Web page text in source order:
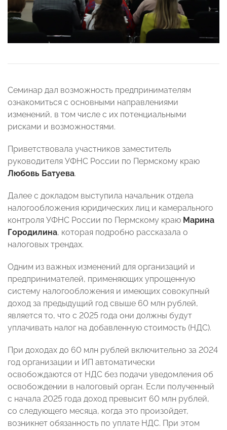
Семинар дал возможность предпринимателям
ознакомиться с основными направлениями
изменений, в том числе с их потенциальными
рисками и возможностями.
Приветствовала участников заместитель
руководителя УФНС России по Пермскому краю
Любовь Батуева.
Далее с докладом выступила начальник отдела
налогообложения юридических лиц и камерального
контроля УФНС России по Пермскому краю Марина
Городилина, которая подробно рассказала о
налоговых трендах.
Одним из важных изменений для организаций и
предпринимателей, применяющих упрощенную
систему налогообложения и имеющих совокупный
доход за предыдущий год свыше 60 млн рублей,
является то, что с 2025 года они должны будут
уплачивать налог на добавленную стоимость (НДС).
При доходах до 60 млн рублей включительно за 2024
год организации и ИП автоматически
освобождаются от НДС без подачи уведомления об
освобождении в налоговый орган. Если полученный
с начала 2025 года доход превысит 60 млн рублей,
со следующего месяца, когда это произойдет,
возникнет обязанность по уплате НДС. При этом